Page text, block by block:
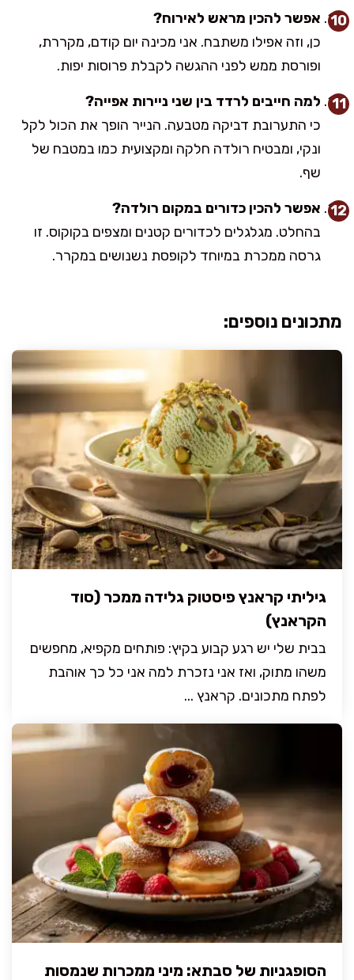
אפשר להכין מראש לאירוח?
כן, וזה אפילו משתבח. אני מכינה יום קודם, מקררת,
ופורסת ממש לפני ההגשה לקבלת פרוסות יפות.
למה חייבים לרדד בין שני ניירות אפייה?
כי התערובת דביקה מטבעה. הנייר הופך את הכול לקל
ונקי, ומבטיח רולדה חלקה ומקצועית כמו במטבח של
שף.
אפשר להכין כדורים במקום רולדה?
בהחלט. מגלגלים לכדורים קטנים ומצפים בקוקוס. זו
גרסה ממכרת במיוחד לקופסת נשנושים במקרר.
מתכונים נוספים:
גיליתי קראנץ פיסטוק גלידה ממכר (סוד
הקראנץ)
בבית שלי יש רגע קבוע בקיץ: פותחים מקפיא, מחפשים
משהו מתוק, ואז אני נזכרת למה אני כל כך אוהבת
לפתח מתכונים. קראנץ ...
הסופגניות של סבתא: מיני ממכרות שנמסות